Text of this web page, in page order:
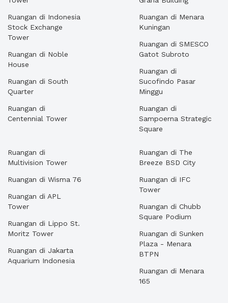
Ruangan di Indonesia
Stock Exchange
Tower
Ruangan di Noble
House
Ruangan di South
Quarter
Ruangan di
Centennial Tower
Ruangan di Menara
Kuningan
Ruangan di SMESCO
Gatot Subroto
Ruangan di
Sucofindo Pasar
Minggu
Ruangan di
Sampoerna Strategic
Square
Ruangan di
Multivision Tower
Ruangan di Wisma 76
Ruangan di APL
Tower
Ruangan di Lippo St.
Moritz Tower
Ruangan di Jakarta
Aquarium Indonesia
Ruangan di The
Breeze BSD City
Ruangan di IFC
Tower
Ruangan di Chubb
Square Podium
Ruangan di Sunken
Plaza - Menara
BTPN
Ruangan di Menara
165